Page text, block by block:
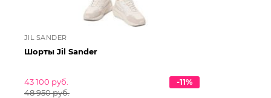
JIL SANDER
Шорты Jil Sander
43 100 руб.
48 950 руб.
-11%